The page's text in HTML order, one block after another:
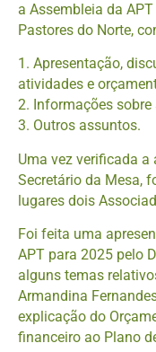
a Assembleia da
Pastores do Norte,
1. Apresentação,
atividades e
2. Informações
3. Outros assuntos.
Uma vez verificada a
Secretário da Mesa,
lugares dois
Foi feita uma
APT para 2025 pelo
alguns temas
Armandina
explicação do
financeiro ao Plano